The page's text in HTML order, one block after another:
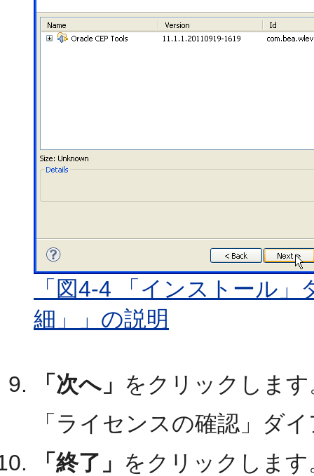
「図4-4 「インストール
細」」の説明
「次へ」 をクリックします
「ライセンスの確認」ダ
「終了」 をクリックします